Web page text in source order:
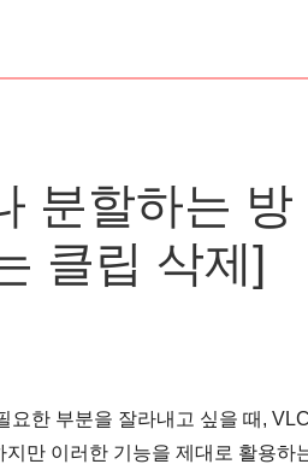
분할하는 방
클립 삭제]
한 부분을 잘라내고 싶을 때, VLC
만 이러한 기능을 제대로 활용하